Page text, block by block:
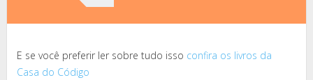
E se você preferir ler sobre tudo isso confira os livros da
Casa do Código